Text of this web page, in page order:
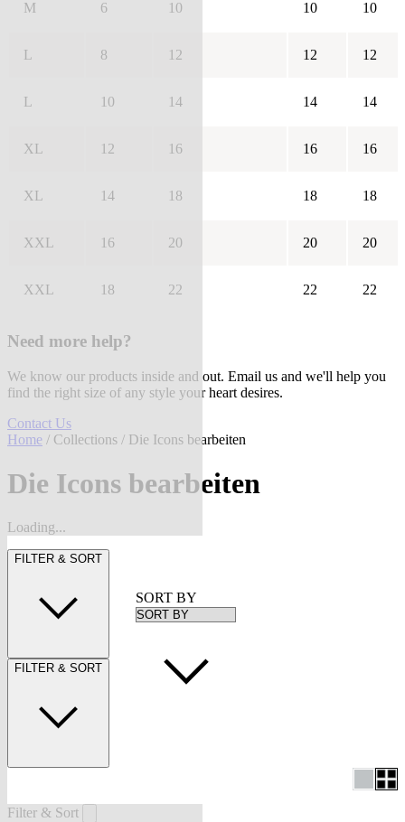
M 6 10 10 10
L 8 12 12 12
L 10 14 14 14
XL 12 16 16 16
XL 14 18 18 18
XXL 16 20 20 20
XXL 18 22 22 22
Need more help?
We know our products inside and out. Email us and we'll help you
find the right size of any style your heart desires.
Contact Us
Home / Collections / Die Icons bearbeiten
Die Icons bearbeiten
Loading...
FILTER & SORT
FILTER & SORT
SORT BY
Filter & Sort